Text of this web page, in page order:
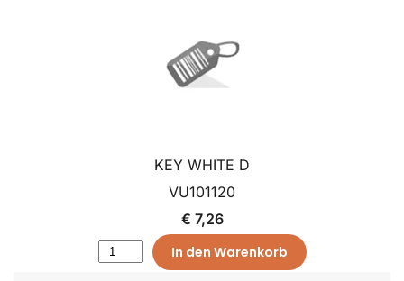
KEY WHITE D
VU101120
€ 7,26
In den Warenkorb